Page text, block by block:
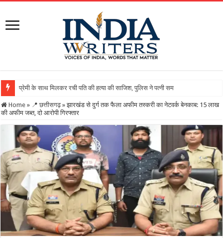
Home » 📍 छत्तीसगढ़ » झारखंड से दुर्ग तक फैला अफीम तस्करी का नेटवर्क बेनकाब: 15 लाख
की अफीम जब्त, दो आरोपी गिरफ्तार